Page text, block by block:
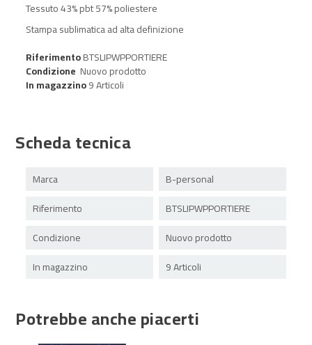
Tessuto 43% pbt 57% poliestere
Stampa sublimatica ad alta definizione
RiferimentoBTSLIPWPPORTIERE
Condizione Nuovo prodotto
In magazzino9 Articoli
Scheda tecnica
Marca
B-personal
Riferimento
BTSLIPWPPORTIERE
Condizione
Nuovo prodotto
In magazzino
9 Articoli
Potrebbe anche piacerti